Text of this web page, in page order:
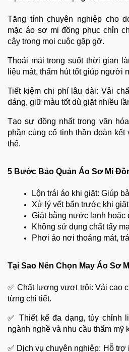
Tăng tính chuyên nghiệp cho
mặc áo sơ mi đồng phục chỉn
cậy trong mọi cuộc gặp gỡ.
Thoải mái trong suốt thời gian
liệu mát, thấm hút tốt giúp người
Tiết kiệm chi phí lâu dài: Vải
dáng, giữ màu tốt dù giặt nhiều
Tạo sự đồng nhất trong văn
phần củng cố tinh thần đoàn
thể.
5 Bước Bảo Quản Áo Sơ Mi
Lộn trái áo khi giặt: Giúp
Xử lý vết bẩn trước khi
Giặt bằng nước lạnh hoặc
Không sử dụng chất tẩy
Phơi áo nơi thoáng mát,
Tại Sao Nên Chọn May Áo Sơ
✅ Chất lượng vượt trội: Vải cao
từng chi tiết.
✅ Thiết kế đa dạng, tùy chỉnh
ngành nghề và nhu cầu thẩm mỹ
✅ Dịch vụ chuyên nghiệp: Hỗ